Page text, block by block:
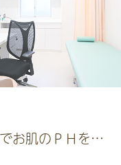
～ゼオスキンでお肌のＰＨを整えよう～